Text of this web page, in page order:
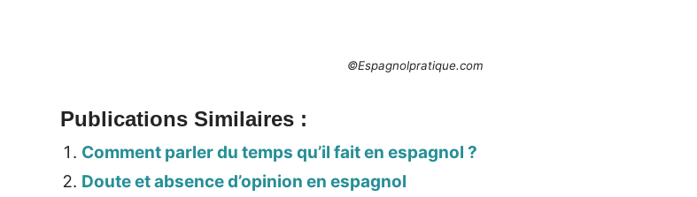
©Espagnolpratique.com
Publications Similaires :
Comment parler du temps qu’il fait en espagnol ?
Doute et absence d’opinion en espagnol